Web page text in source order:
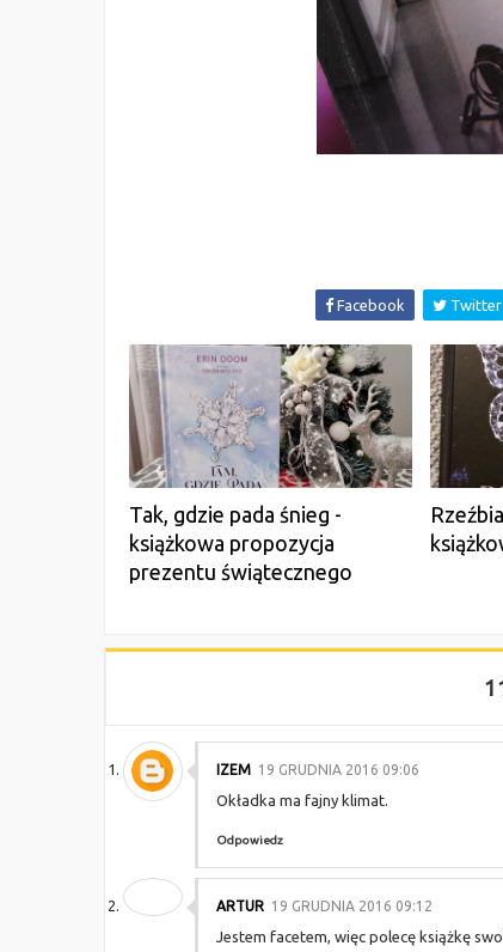
Facebook Twitter
Tak, gdzie pada śnieg -
książkowa propozycja
prezentu świątecznego
IZEM 19 GRUDNIA 2016 09:06
Okładka ma fajny klimat.
Odpowiedz
ARTUR 19 GRUDNIA 2016 09:12
Jestem facetem, więc polecę książkę